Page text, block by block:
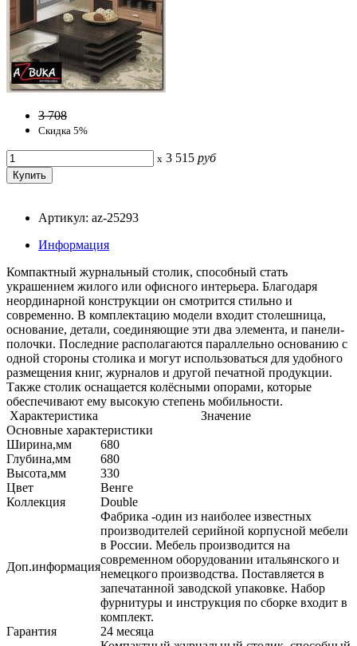
3 708
Скидка 5%
x 3 515 руб
Артикул: az-25293
Информация
Компактный журнальный столик, способный стать
украшением жилого или офисного интерьера. Благодаря
неординарной конструкции он смотрится стильно и
современно. В комплектацию модели входит столешница,
основание, детали, соединяющие эти два элемента, и панели-
полочки. Последние располагаются параллельно основанию с
одной стороны столика и могут использоваться для удобного
размещения книг, журналов и другой печатной продукции.
Также столик оснащается колёсными опорами, которые
обеспечивают ему высокую степень мобильности.
Характеристика
Значение
Основные характеристики
Ширина,мм
680
Глубина,мм
680
Высота,мм
330
Цвет
Венге
Коллекция
Double
Доп.информация
Фабрика -один из наиболее известных
производителей серийной корпусной мебели
в России. Мебель производится на
современном оборудовании итальянского и
немецкого производства. Поставляется в
запечатанной заводской упаковке. Набор
фурнитуры и инструкция по сборке входит в
комплект.
Гарантия
24 месяца